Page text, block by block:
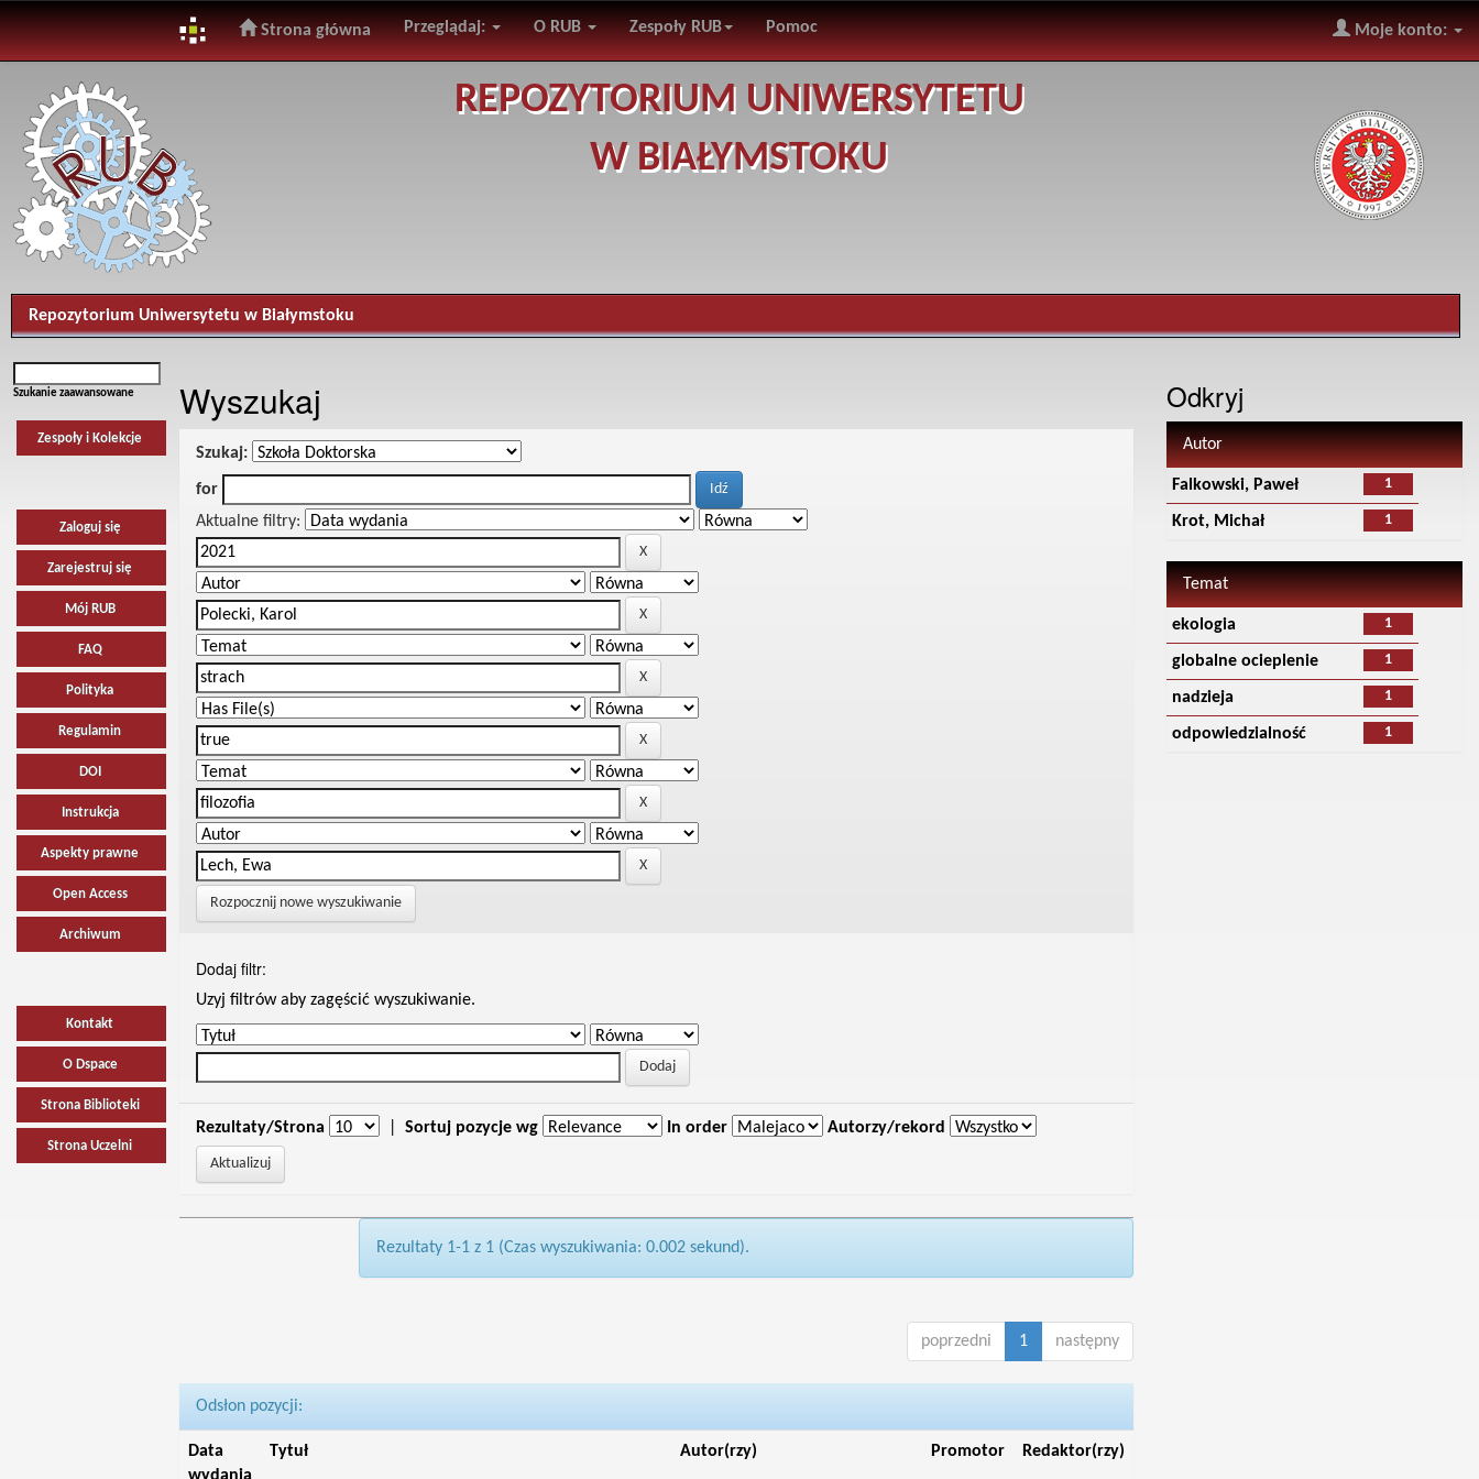
navigation
Strona główna Przeglądaj: O RUB Zespoły RUB Pomoc Moje konto:
REPOZYTORIUM UNIWERSYTETU
W BIAŁYMSTOKU
Repozytorium Uniwersytetu w Białymstoku
Szukanie zaawansowane
Zespoły i Kolekcje
Zaloguj się
Zarejestruj się
Mój RUB
FAQ
Polityka
Regulamin
DOI
Instrukcja
Aspekty prawne
Open Access
Archiwum
Kontakt
O Dspace
Strona Biblioteki
Strona Uczelni
Wyszukaj
Szukaj:
for
Aktualne filtry:
Rozpocznij nowe wyszukiwanie
Dodaj filtr:
Uzyj filtrów aby zagęścić wyszukiwanie.
Rezultaty/Strona Sortuj pozycje wg In order Autorzy/rekord
Rezultaty 1-1 z 1 (Czas wyszukiwania: 0.002 sekund).
poprzedni 1 następny
Odsłon pozycji:
Data
Tytuł Autor(rzy) Promotor Redaktor(rzy)
Odkryj
Autor
1
Falkowski, Paweł
1
Krot, Michał
Temat
1
ekologia
1
globalne ocieplenie
1
nadzieja
1
odpowiedzialność